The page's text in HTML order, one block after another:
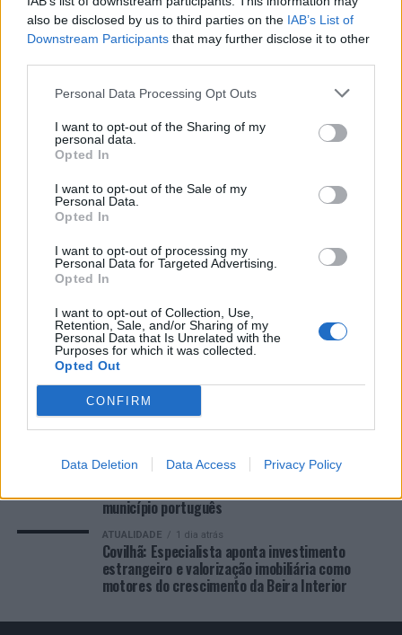
also be disclosed by us to third parties on the IAB’s List of
Downstream Participants that may further disclose it to other
Personal Data Processing Opt Outs
I want to opt-out of the Sharing of my
personal data.
Opted In
I want to opt-out of the Sale of my
Personal Data.
Opted In
I want to opt-out of processing my
Personal Data for Targeted Advertising.
Opted In
I want to opt-out of Collection, Use,
Retention, Sale, and/or Sharing of my
Personal Data that Is Unrelated with the
Purposes for which it was collected.
Opted Out
CONFIRM
Data Deletion Data Access Privacy Policy
Covilhã: Especialista aponta investimento estrangeiro e
valorização imobiliária como motores do crescimento da
Beira Interior
FUNCEX para “reforçar inteligência sobre comércio
exterior”
Esposende acolhe festival de kitesurf
COMENTÁRIOS RECENTES
ÚLTIMAS DESTAQUE
ATUALIDADE 12 horas atrás
“Millennium Estoril Open 2026” regressou ao
Assche
Ofícios” promete afirmar artesanato,
património e inovação como “motores de
município português
ATUALIDADE 1 dia atrás
Covilhã: Especialista aponta investimento
estrangeiro e valorização imobiliária como
motores do crescimento da Beira Interior